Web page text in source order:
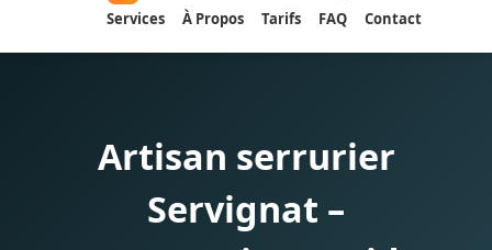
Services À Propos Tarifs FAQ Contact
Artisan serrurier
Servignat –